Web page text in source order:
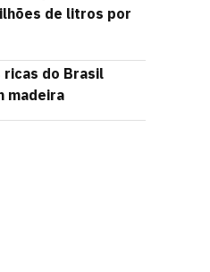
de litros por
ricas do Brasil
madeira